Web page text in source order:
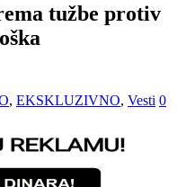
tužbe protiv
, EKSKLUZIVNO, Vesti 0